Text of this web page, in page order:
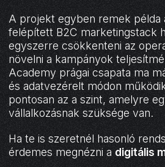
A projekt egyben remek példa
felépített B2C marketingstack
egyszerre csökkenteni az
növelni a kampányok
Academy prágai csapata ma
és adatvezérelt módon
pontosan az a szint, amelyre
vállalkozásnak szüksége van.
Ha te is szeretnél hasonló
érdemes megnézni a digitális